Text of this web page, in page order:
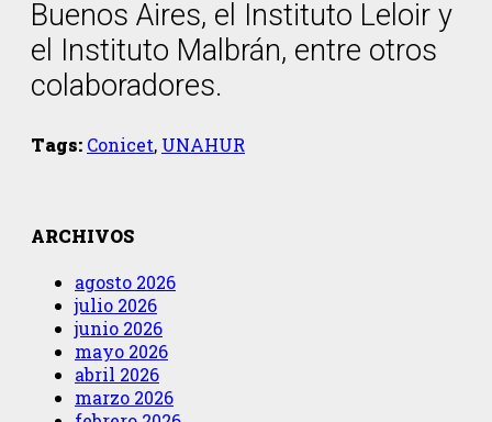
Buenos Aires, el Instituto Leloir y
el Instituto Malbrán, entre otros
colaboradores.
Tags: Conicet, UNAHUR
ARCHIVOS
agosto 2026
julio 2026
junio 2026
mayo 2026
abril 2026
marzo 2026